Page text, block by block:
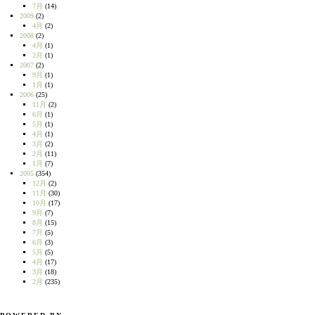
7月 (14)
2009 (2)
4月 (2)
2008 (2)
4月 (1)
2月 (1)
2007 (2)
9月 (1)
1月 (1)
2006 (25)
11月 (2)
6月 (1)
5月 (1)
4月 (1)
3月 (2)
2月 (11)
1月 (7)
2005 (354)
12月 (2)
11月 (30)
10月 (17)
9月 (7)
8月 (15)
7月 (5)
6月 (3)
5月 (5)
4月 (17)
3月 (18)
2月 (235)